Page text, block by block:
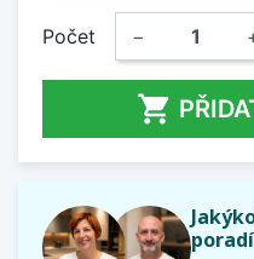
Počet −
